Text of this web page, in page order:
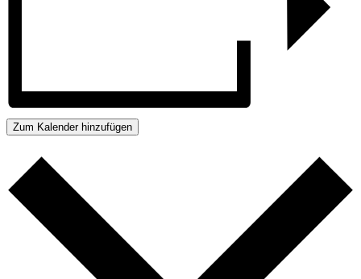
Zum Kalender hinzufügen